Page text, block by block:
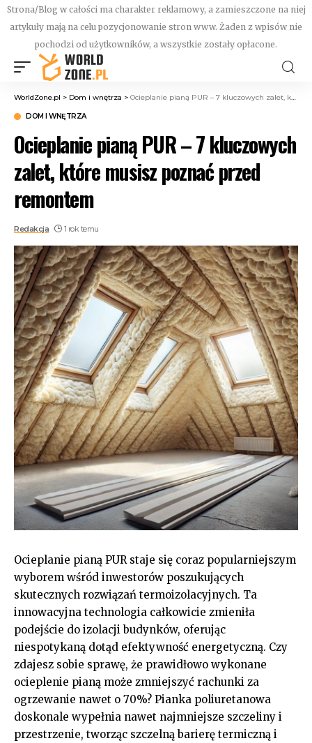
Strona/Blog w całości ma charakter reklamowy, a zamieszczone na niej
artykuły mają na celu pozycjonowanie stron www. Żaden z wpisów nie
pochodzi od użytkowników, a wszystkie zostały opłacone.
WorldZone.pl > Dom i wnętrza > Ocieplanie pianą PUR – 7 kluczowych zalet, które musisz poznać przed remontem
DOM I WNĘTRZA
Ocieplanie pianą PUR – 7 kluczowych
zalet, które musisz poznać przed
remontem
Redakcja 1 rok temu
Ocieplanie pianą PUR staje się coraz popularniejszym
wyborem wśród inwestorów poszukujących
skutecznych rozwiązań termoizolacyjnych. Ta
innowacyjna technologia całkowicie zmieniła
podejście do izolacji budynków, oferując
niespotykaną dotąd efektywność energetyczną. Czy
zdajesz sobie sprawę, że prawidłowo wykonane
ocieplenie pianą może zmniejszyć rachunki za
ogrzewanie nawet o 70%? Pianka poliuretanowa
doskonale wypełnia nawet najmniejsze szczeliny i
przestrzenie, tworząc szczelną barierę termiczną i